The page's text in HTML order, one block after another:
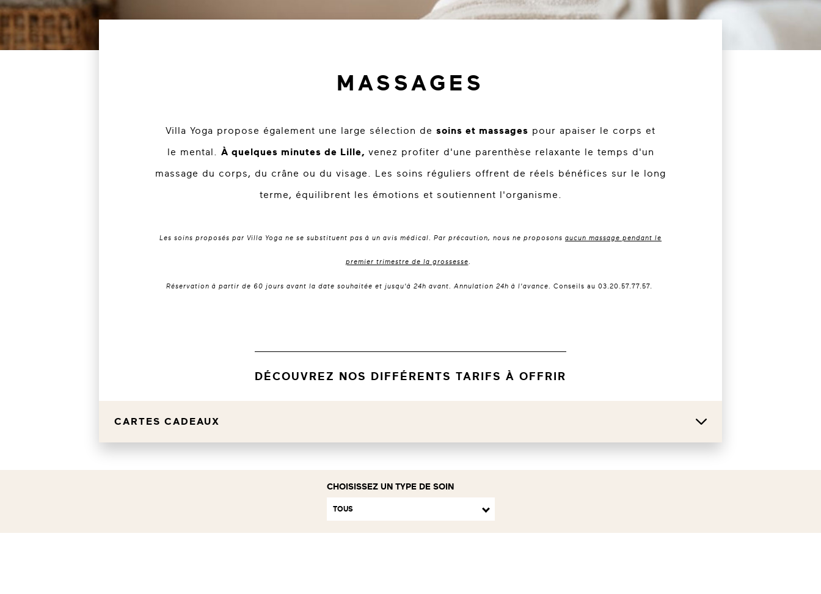
MASSAGES
Villa Yoga propose également une large sélection de soins et massages pour apaiser le corps et
le mental. À quelques minutes de Lille, venez profiter d'une parenthèse relaxante le temps d'un
massage du corps, du crâne ou du visage. Les soins réguliers offrent de réels bénéfices sur le long
terme, équilibrent les émotions et soutiennent l'organisme.
Les soins proposés par Villa Yoga ne se substituent pas à un avis médical. Par précaution, nous ne proposons aucun massage pendant le
premier trimestre de la grossesse.
Réservation à partir de 60 jours avant la date souhaitée et jusqu'à 24h avant. Annulation 24h à l'avance. Conseils au 03.20.57.77.57.
DÉCOUVREZ NOS DIFFÉRENTS TARIFS À OFFRIR
CARTES CADEAUX
CHOISISSEZ UN TYPE DE SOIN
TOUS